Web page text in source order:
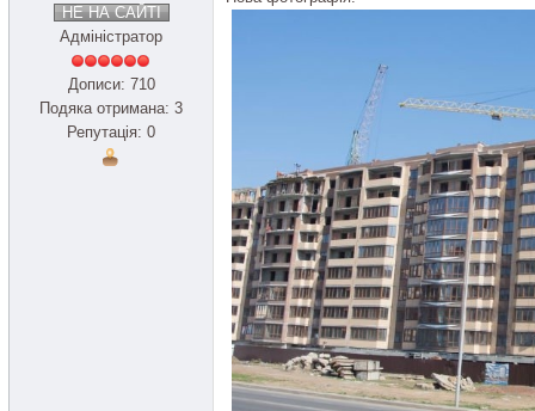
НЕ НА САЙТІ
Адміністратор
Дописи: 710
Подяка отримана: 3
Репутація: 0